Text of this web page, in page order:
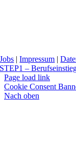
Jobs |Impressum |
STEP1 –
Page load link
Cookie Consent
Nach oben